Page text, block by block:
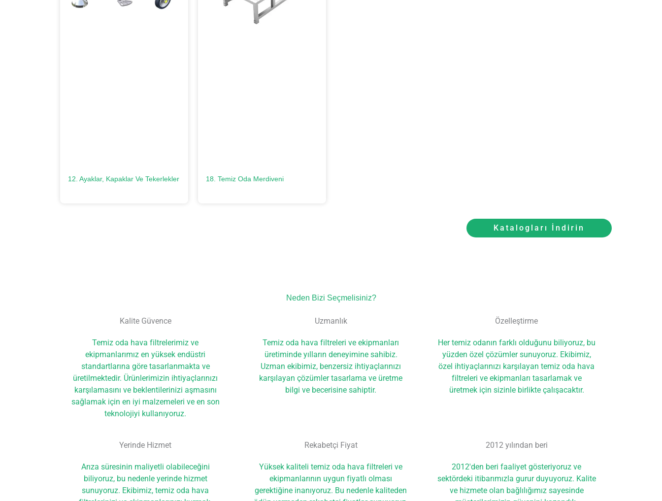
12. Ayaklar, Kapaklar Ve Tekerlekler 18. Temiz Oda Merdiveni
Katalogları İndirin
Neden Bizi Seçmelisiniz?
Kalite Güvence
Temiz oda hava filtrelerimiz ve
ekipmanlarımız en yüksek endüstri
standartlarına göre tasarlanmakta ve
üretilmektedir. Ürünlerimizin ihtiyaçlarınızı
karşılamasını ve beklentilerinizi aşmasını
sağlamak için en iyi malzemeleri ve en son
teknolojiyi kullanıyoruz.
Uzmanlık
Temiz oda hava filtreleri ve ekipmanları
üretiminde yılların deneyimine sahibiz.
Uzman ekibimiz, benzersiz ihtiyaçlarınızı
karşılayan çözümler tasarlama ve üretme
bilgi ve becerisine sahiptir.
Özelleştirme
Her temiz odanın farklı olduğunu biliyoruz, bu
yüzden özel çözümler sunuyoruz. Ekibimiz,
özel ihtiyaçlarınızı karşılayan temiz oda hava
filtreleri ve ekipmanları tasarlamak ve
üretmek için sizinle birlikte çalışacaktır.
Yerinde Hizmet
Arıza süresinin maliyetli olabileceğini
biliyoruz, bu nedenle yerinde hizmet
sunuyoruz. Ekibimiz, temiz oda hava
Rekabetçi Fiyat
Yüksek kaliteli temiz oda hava filtreleri ve
ekipmanlarının uygun fiyatlı olması
gerektiğine inanıyoruz. Bu nedenle kaliteden
2012 yılından beri
2012'den beri faaliyet gösteriyoruz ve
sektördeki itibarımızla gurur duyuyoruz. Kalite
ve hizmete olan bağlılığımız sayesinde